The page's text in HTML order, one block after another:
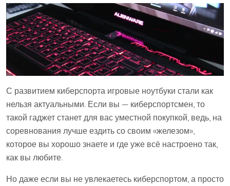
С развитием киберспорта игровые ноутбуки стали как
нельзя актуальными. Если вы — киберспортсмен, то
такой гаджет станет для вас уместной покупкой, ведь, на
соревнования лучше ездить со своим «железом»,
которое вы хорошо знаете и где уже всё настроено так,
как вы любите.
Но даже если вы не увлекаетесь киберспортом, а просто